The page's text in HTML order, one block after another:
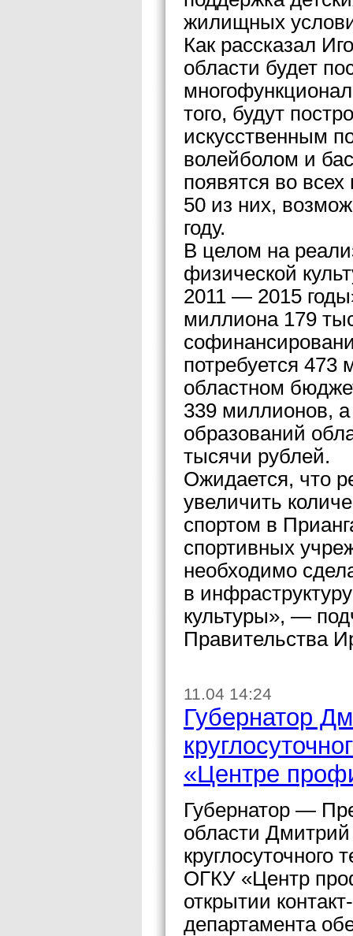
жилищных
Как рассказал
области будет
того, будут
искусственным
волейболом и
появятся во
50 из них,
году.
В целом на
физической
2011 — 2015
миллиона 179
потребуется 473
областном
339 миллионов,
образований
тысячи рублей.
Ожидается, что
увеличить
спортом в
спортивных
необходимо
в
культуры», —
Правительства
11.04 14:24
Губернатор
«Центре
Губернатор —
области
ОГКУ «Центр
открытии
департамента